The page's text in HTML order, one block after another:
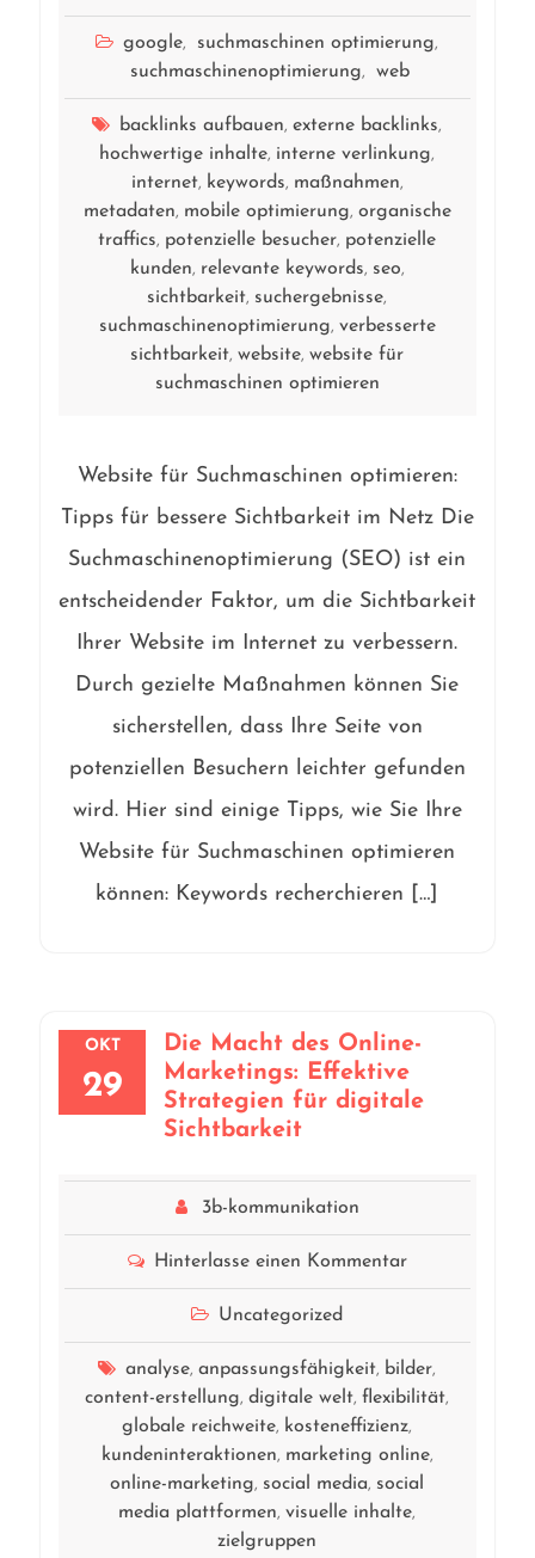
google, suchmaschinen optimierung,
suchmaschinenoptimierung, web
backlinks aufbauen,externe backlinks,
hochwertige inhalte, interne verlinkung,
internet, keywords, maßnahmen,
metadaten, mobile optimierung, organische
traffics, potenzielle besucher, potenzielle
kunden, relevante keywords, seo,
sichtbarkeit, suchergebnisse,
suchmaschinenoptimierung, verbesserte
sichtbarkeit,website,website für
suchmaschinen optimieren
Website für Suchmaschinen optimieren:
Tipps für bessere Sichtbarkeit im Netz Die
Suchmaschinenoptimierung (SEO) ist ein
entscheidender Faktor, um die Sichtbarkeit
Ihrer Website im Internet zu verbessern.
Durch gezielte Maßnahmen können Sie
sicherstellen, dass Ihre Seite von
potenziellen Besuchern leichter gefunden
wird. Hier sind einige Tipps, wie Sie Ihre
Website für Suchmaschinen optimieren
können: Keywords recherchieren […]
OKT
29
Die Macht des Online-
Marketings: Effektive
Strategien für digitale
Sichtbarkeit
3b-kommunikation
Hinterlasse einen Kommentar
Uncategorized
analyse,anpassungsfähigkeit, bilder,
content-erstellung,digitale welt,flexibilität,
globale reichweite, kosteneffizienz,
kundeninteraktionen, marketing online,
online-marketing, social media, social
media plattformen,visuelle inhalte,
zielgruppen